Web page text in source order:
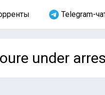
Telegram-
under